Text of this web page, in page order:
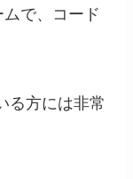
で、コード
る方には非常